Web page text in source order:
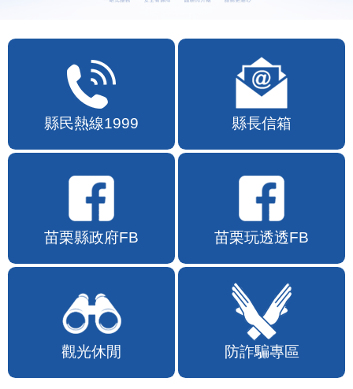
縣民熱線1999 縣長信箱
苗栗縣政府FB 苗栗玩透透FB
觀光休閒 防詐騙專區